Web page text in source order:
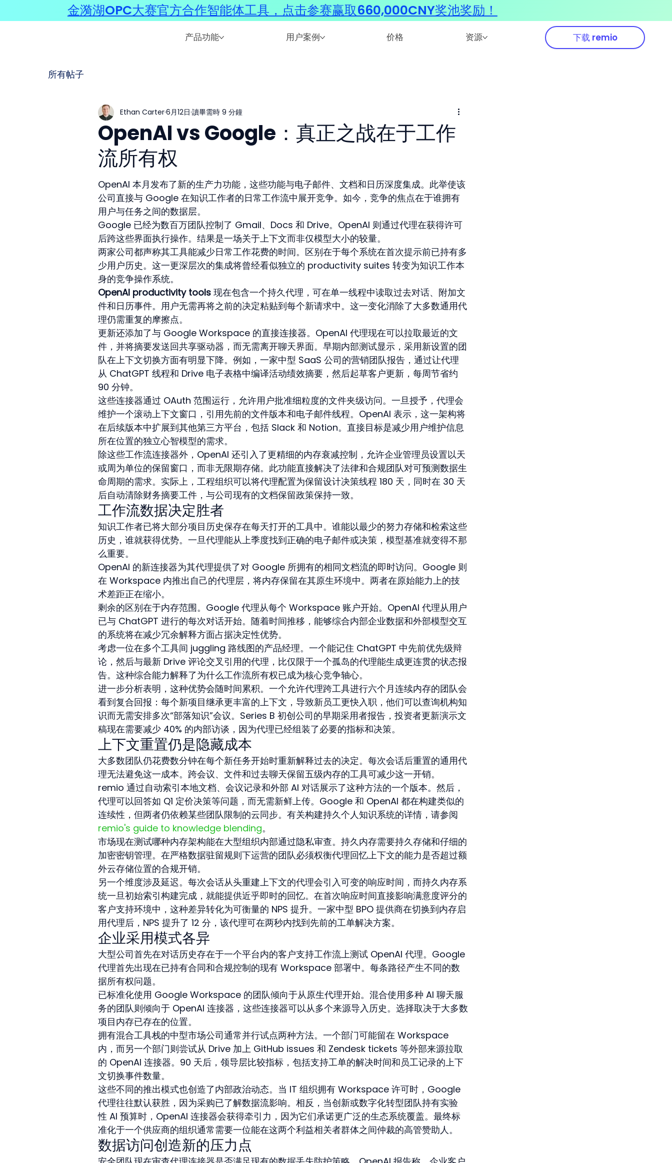
产品功能 用户案例 价格 资源 下载 remio
所有帖子
OpenAI vs Google：真正之战在于工作
流所有权
Ethan Carter6月12日 讀畢需時 9 分鐘
OpenAI 本月发布了新的生产力功能，这些功能与电子邮件、文档和日历深度集成。此举使该
公司直接与 Google 在知识工作者的日常工作流中展开竞争。如今，竞争的焦点在于谁拥有
用户与任务之间的数据层。
Google 已经为数百万团队控制了 Gmail、Docs 和 Drive。OpenAI 则通过代理在获得许可
后跨这些界面执行操作。结果是一场关于上下文而非仅模型大小的较量。
两家公司都声称其工具能减少日常工作花费的时间。区别在于每个系统在首次提示前已持有多
少用户历史。这一更深层次的集成将曾经看似独立的 productivity suites 转变为知识工作本
身的竞争操作系统。
OpenAI productivity tools 现在包含一个持久代理，可在单一线程中读取过去对话、附加文
件和日历事件。用户无需再将之前的决定粘贴到每个新请求中。这一变化消除了大多数通用代
理仍需重复的摩擦点。
更新还添加了与 Google Workspace 的直接连接器。OpenAI 代理现在可以拉取最近的文
件，并将摘要发送回共享驱动器，而无需离开聊天界面。早期内部测试显示，采用新设置的团
队在上下文切换方面有明显下降。例如，一家中型 SaaS 公司的营销团队报告，通过让代理
从 ChatGPT 线程和 Drive 电子表格中编译活动绩效摘要，然后起草客户更新，每周节省约
90 分钟。
这些连接器通过 OAuth 范围运行，允许用户批准细粒度的文件夹级访问。一旦授予，代理会
维护一个滚动上下文窗口，引用先前的文件版本和电子邮件线程。OpenAI 表示，这一架构将
在后续版本中扩展到其他第三方平台，包括 Slack 和 Notion。直接目标是减少用户维护信息
所在位置的独立心智模型的需求。
除这些工作流连接器外，OpenAI 还引入了更精细的内存衰减控制，允许企业管理员设置以天
或周为单位的保留窗口，而非无限期存储。此功能直接解决了法律和合规团队对可预测数据生
命周期的需求。实际上，工程组织可以将代理配置为保留设计决策线程 180 天，同时在 30 天
后自动清除财务摘要工件，与公司现有的文档保留政策保持一致。
工作流数据决定胜者
知识工作者已将大部分项目历史保存在每天打开的工具中。谁能以最少的努力存储和检索这些
历史，谁就获得优势。一旦代理能从上季度找到正确的电子邮件或决策，模型基准就变得不那
么重要。
OpenAI 的新连接器为其代理提供了对 Google 所拥有的相同文档流的即时访问。Google 则
在 Workspace 内推出自己的代理层，将内存保留在其原生环境中。两者在原始能力上的技
术差距正在缩小。
剩余的区别在于内存范围。Google 代理从每个 Workspace 账户开始。OpenAI 代理从用户
已与 ChatGPT 进行的每次对话开始。随着时间推移，能够综合内部企业数据和外部模型交互
的系统将在减少冗余解释方面占据决定性优势。
考虑一位在多个工具间 juggling 路线图的产品经理。一个能记住 ChatGPT 中先前优先级辩
论，然后与最新 Drive 评论交叉引用的代理，比仅限于一个孤岛的代理能生成更连贯的状态报
告。这种综合能力解释了为什么工作流所有权已成为核心竞争轴心。
进一步分析表明，这种优势会随时间累积。一个允许代理跨工具进行六个月连续内存的团队会
看到复合回报：每个新项目继承更丰富的上下文，导致新员工更快入职，他们可以查询机构知
识而无需安排多次“部落知识”会议。Series B 初创公司的早期采用者报告，投资者更新演示文
稿现在需要减少 40% 的内部访谈，因为代理已经组装了必要的指标和决策。
上下文重置仍是隐藏成本
大多数团队仍花费数分钟在每个新任务开始时重新解释过去的决定。每次会话后重置的通用代
理无法避免这一成本。跨会议、文件和过去聊天保留五级内存的工具可减少这一开销。
remio 通过自动索引本地文档、会议记录和外部 AI 对话展示了这种方法的一个版本。然后，
代理可以回答如 Q1 定价决策等问题，而无需新鲜上传。Google 和 OpenAI 都在构建类似的
连续性，但两者仍依赖某些团队限制的云同步。有关构建持久个人知识系统的详情，请参阅
remio's guide to knowledge blending。
市场现在测试哪种内存架构能在大型组织内部通过隐私审查。持久内存需要持久存储和仔细的
加密密钥管理。在严格数据驻留规则下运营的团队必须权衡代理回忆上下文的能力是否超过额
外云存储位置的合规开销。
另一个维度涉及延迟。每次会话从头重建上下文的代理会引入可变的响应时间，而持久内存系
统一旦初始索引构建完成，就能提供近乎即时的回忆。在首次响应时间直接影响满意度评分的
客户支持环境中，这种差异转化为可衡量的 NPS 提升。一家中型 BPO 提供商在切换到内存启
用代理后，NPS 提升了 12 分，该代理可在两秒内找到先前的工单解决方案。
企业采用模式各异
大型公司首先在对话历史存在于一个平台内的客户支持工作流上测试 OpenAI 代理。Google
代理首先出现在已持有合同和合规控制的现有 Workspace 部署中。每条路径产生不同的数
据所有权问题。
已标准化使用 Google Workspace 的团队倾向于从原生代理开始。混合使用多种 AI 聊天服
务的团队则倾向于 OpenAI 连接器，这些连接器可以从多个来源导入历史。选择取决于大多数
项目内存已存在的位置。
拥有混合工具栈的中型市场公司通常并行试点两种方法。一个部门可能留在 Workspace
内，而另一个部门则尝试从 Drive 加上 GitHub issues 和 Zendesk tickets 等外部来源拉取
的 OpenAI 连接器。90 天后，领导层比较指标，包括支持工单的解决时间和员工记录的上下
文切换事件数量。
这些不同的推出模式也创造了内部政治动态。当 IT 组织拥有 Workspace 许可时，Google
代理往往默认获胜，因为采购已了解数据流影响。相反，当创新或数字化转型团队持有实验
性 AI 预算时，OpenAI 连接器会获得牵引力，因为它们承诺更广泛的生态系统覆盖。最终标
准化于一个供应商的组织通常需要一位能在这两个利益相关者群体之间仲裁的高管赞助人。
数据访问创造新的压力点
金漪湖OPC大赛官方合作智能体工具，点击参赛赢取660,000CNY奖池奖励！